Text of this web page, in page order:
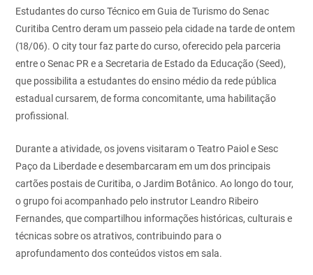
Estudantes do curso Técnico em Guia de Turismo do Senac
Curitiba Centro deram um passeio pela cidade na tarde de ontem
(18/06). O city tour faz parte do curso, oferecido pela parceria
entre o Senac PR e a Secretaria de Estado da Educação (Seed),
que possibilita a estudantes do ensino médio da rede pública
estadual cursarem, de forma concomitante, uma habilitação
profissional.
Durante a atividade, os jovens visitaram o Teatro Paiol e Sesc
Paço da Liberdade e desembarcaram em um dos principais
cartões postais de Curitiba, o Jardim Botânico. Ao longo do tour,
o grupo foi acompanhado pelo instrutor Leandro Ribeiro
Fernandes, que compartilhou informações históricas, culturais e
técnicas sobre os atrativos, contribuindo para o
aprofundamento dos conteúdos vistos em sala.